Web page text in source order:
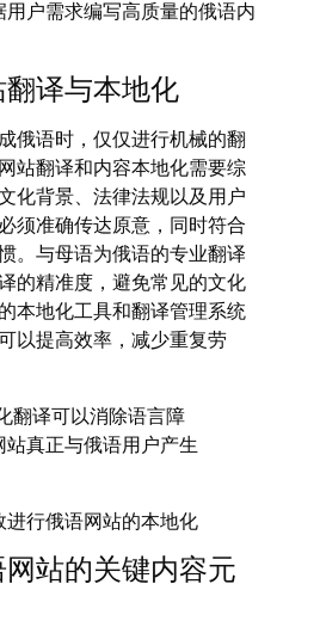
用户需求编写高质量的俄语内
译与本地化
俄语时，仅仅进行机械的翻
站翻译和内容本地化需要综
化背景、法律法规以及用户
须准确传达原意，同时符合
。与母语为俄语的专业翻译
的精准度，避免常见的文化
本地化工具和翻译管理系统
以提高效率，减少重复劳
翻译可以消除语言障
站真正与俄语用户产生
进行俄语网站的本地化
站的关键内容元